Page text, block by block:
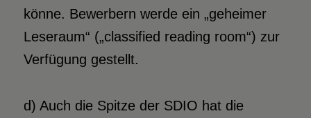
könne. Bewerbern werde ein „geheimer
Leseraum“ („classified reading room“) zur
Verfügung gestellt.
d) Auch die Spitze der SDIO hat die